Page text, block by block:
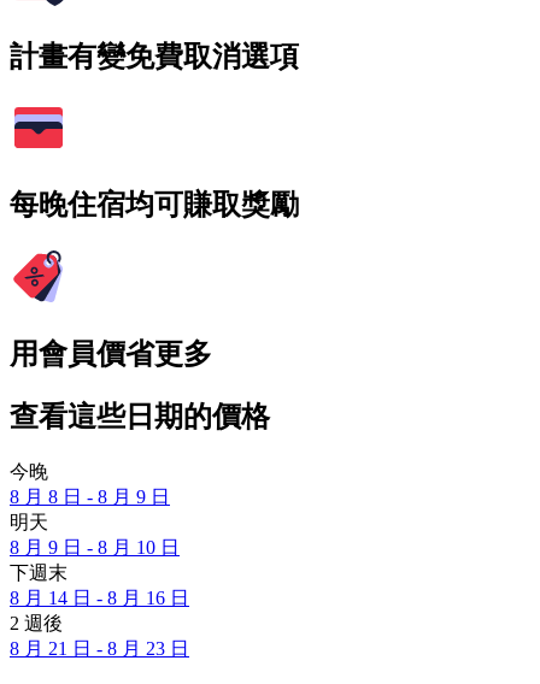
計畫有變免費取消選項
每晚住宿均可賺取獎勵
用會員價省更多
查看這些日期的價格
今晚
8 月 8 日 - 8 月 9 日
明天
8 月 9 日 - 8 月 10 日
下週末
8 月 14 日 - 8 月 16 日
2 週後
8 月 21 日 - 8 月 23 日